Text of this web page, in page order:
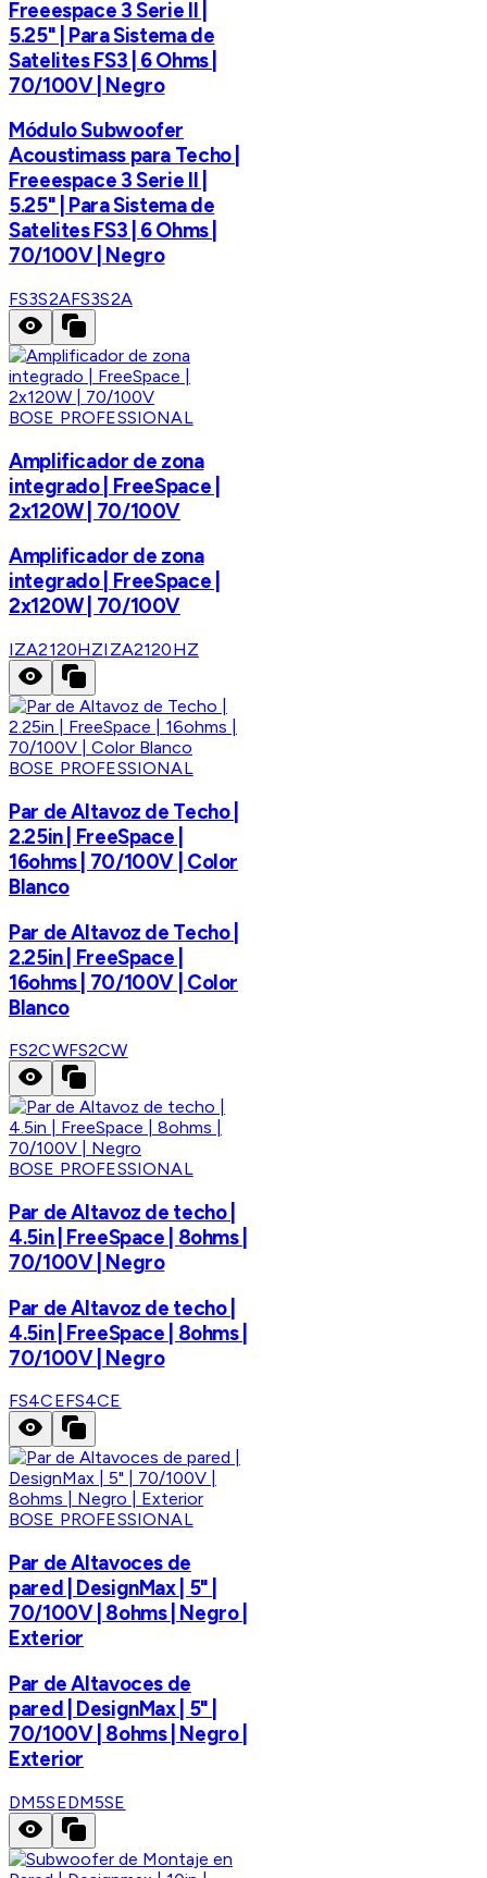
Freeespace 3 Serie II |
5.25" | Para Sistema de
Satelites FS3 | 6 Ohms |
70/100V | Negro
Módulo Subwoofer
Acoustimass para Techo |
Freeespace 3 Serie II |
5.25" | Para Sistema de
Satelites FS3 | 6 Ohms |
70/100V | Negro
FS3S2AFS3S2A
BOSE PROFESSIONAL
Amplificador de zona
integrado | FreeSpace |
2x120W | 70/100V
Amplificador de zona
integrado | FreeSpace |
2x120W | 70/100V
IZA2120HZIZA2120HZ
BOSE PROFESSIONAL
Par de Altavoz de Techo |
2.25in | FreeSpace |
16ohms | 70/100V | Color
Blanco
Par de Altavoz de Techo |
2.25in | FreeSpace |
16ohms | 70/100V | Color
Blanco
FS2CWFS2CW
BOSE PROFESSIONAL
Par de Altavoz de techo |
4.5in | FreeSpace | 8ohms |
70/100V | Negro
Par de Altavoz de techo |
4.5in | FreeSpace | 8ohms |
70/100V | Negro
FS4CEFS4CE
BOSE PROFESSIONAL
Par de Altavoces de
pared | DesignMax | 5" |
70/100V | 8ohms | Negro |
Exterior
Par de Altavoces de
pared | DesignMax | 5" |
70/100V | 8ohms | Negro |
Exterior
DM5SEDM5SE